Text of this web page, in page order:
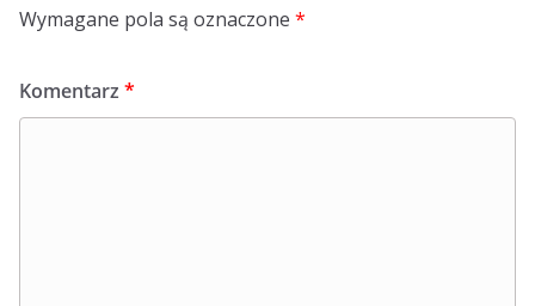
Wymagane pola są oznaczone *
Komentarz *